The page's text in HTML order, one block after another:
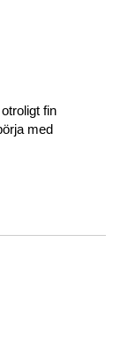
fin
med